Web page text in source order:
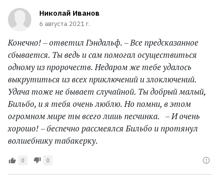
Николай Иванов
6 августа 2021 г.
Конечно! – ответил Гэндальф. – Все предсказанное
сбывается. Ты ведь и сам помогал осуществиться
одному из пророчеств. Недаром же тебе удалось
выкрутиться из всех приключений и злоключений.
Удача тоже не бывает случайной. Ты добрый малый,
Бильбо, и я тебя очень люблю. Но помни, в этом
огромном мире ты всего лишь песчинка. – И очень
хорошо! – беспечно рассмеялся Бильбо и протянул
волшебнику табакерку.
0 0